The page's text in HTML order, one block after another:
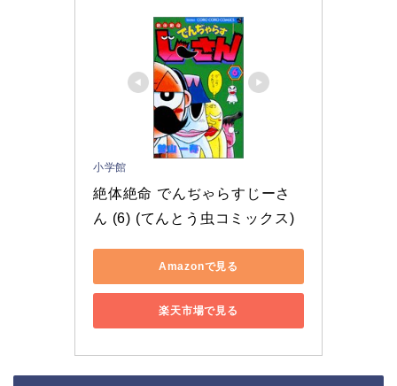
小学館
絶体絶命 でんぢゃらすじーさ
ん (6) (てんとう虫コミックス)
Amazonで見る
楽天市場で見る